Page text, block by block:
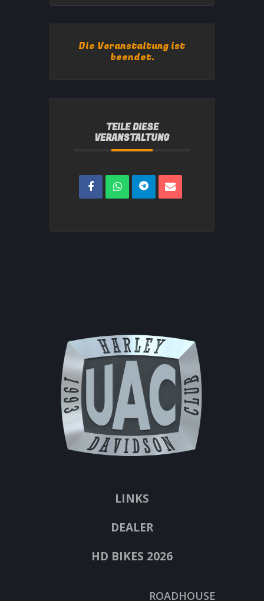
Die Veranstaltung ist
beendet.
TEILE DIESE
VERANSTALTUNG
LINKS
DEALER
HD BIKES 2026
ROADHOUSE